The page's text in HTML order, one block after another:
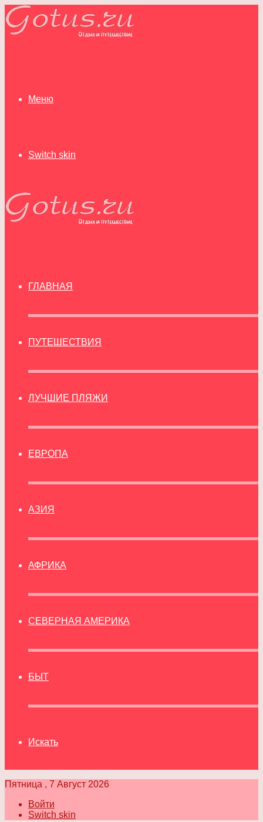
Меню
Switch skin
ГЛАВНАЯ
ПУТЕШЕСТВИЯ
ЛУЧШИЕ ПЛЯЖИ
ЕВРОПА
АЗИЯ
АФРИКА
СЕВЕРНАЯ АМЕРИКА
БЫТ
Искать
Пятница , 7 Август 2026
Войти
Switch skin